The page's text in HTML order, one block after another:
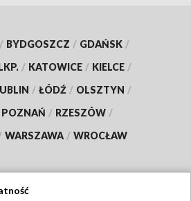
/ BYDGOSZCZ / GDAŃSK /
/ KATOWICE / KIELCE /
/ ŁÓDŹ / OLSZTYN /
POZNAŃ / RZESZÓW /
WARSZAWA / WROCŁAW